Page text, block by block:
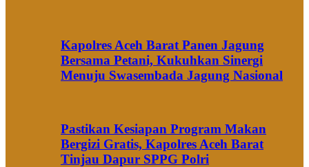
Kapolres Aceh Barat Panen Jagung
Bersama Petani, Kukuhkan Sinergi
Menuju Swasembada Jagung Nasional
Pastikan Kesiapan Program Makan
Bergizi Gratis, Kapolres Aceh Barat
Tinjau Dapur SPPG Polri